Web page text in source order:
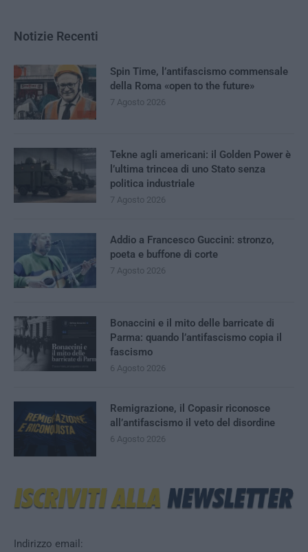
Indirizzo email:
Notizie Recenti
Spin Time, l’antifascismo commensale
della Roma «open to the future»
7 Agosto 2026
Tekne agli americani: il Golden Power è
l’ultima trincea di uno Stato senza
politica industriale
7 Agosto 2026
Addio a Francesco Guccini: stronzo,
poeta e buffone di corte
7 Agosto 2026
Bonaccini e il mito delle barricate di
Parma: quando l’antifascismo copia il
fascismo
6 Agosto 2026
Remigrazione, il Copasir riconosce
all’antifascismo il veto del disordine
6 Agosto 2026